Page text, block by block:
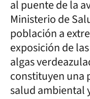
al puente de la
Ministerio de
población a
exposición de
algas
constituyen una
salud ambiental